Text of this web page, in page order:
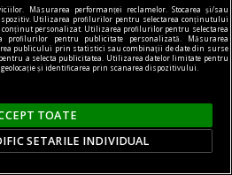
și parfumurile orientale
au note unice, catifelate,
condimente minunate.
Măsurarea performanței reclamelor. Stocarea și/sau
Utilizarea profilurilor pentru selectarea conținutului
conținut personalizat. Utilizarea profilurilor pentru selectarea
profilurilor pentru publicitate personalizată. Măsurarea
publicului prin statistici sau combinații de date din surse
a selecta publicitatea. Utilizarea datelor limitate pentru
și identificarea prin scanarea dispozitivului.
TOATE
SETARILE INDIVIDUAL